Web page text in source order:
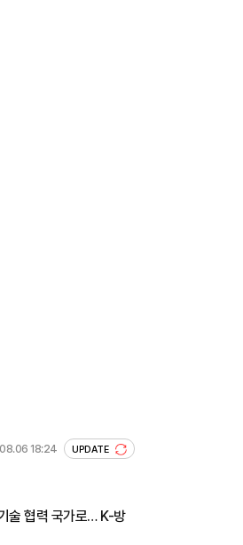
08.06 18:24 UPDATE
술 협력 국가로… K-방